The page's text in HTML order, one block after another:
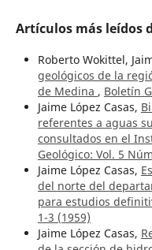
Artículos más leídos
Roberto Wokittel,
geológicos de la
de Medina , Boletín
Jaime López Casas,
referentes a aguas
consultados en el
Geológico: Vol. 5
Jaime López Casas,
del norte del
para estudios
1-3 (1959)
Jaime López Casas,